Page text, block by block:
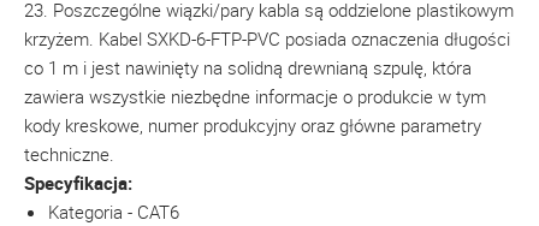
23. Poszczególne wiązki/pary kabla są oddzielone plastikowym
krzyżem. Kabel SXKD-6-FTP-PVC posiada oznaczenia długości
co 1 m i jest nawinięty na solidną drewnianą szpulę, która
zawiera wszystkie niezbędne informacje o produkcie w tym
kody kreskowe, numer produkcyjny oraz główne parametry
techniczne.
Specyfikacja:
Kategoria - CAT6